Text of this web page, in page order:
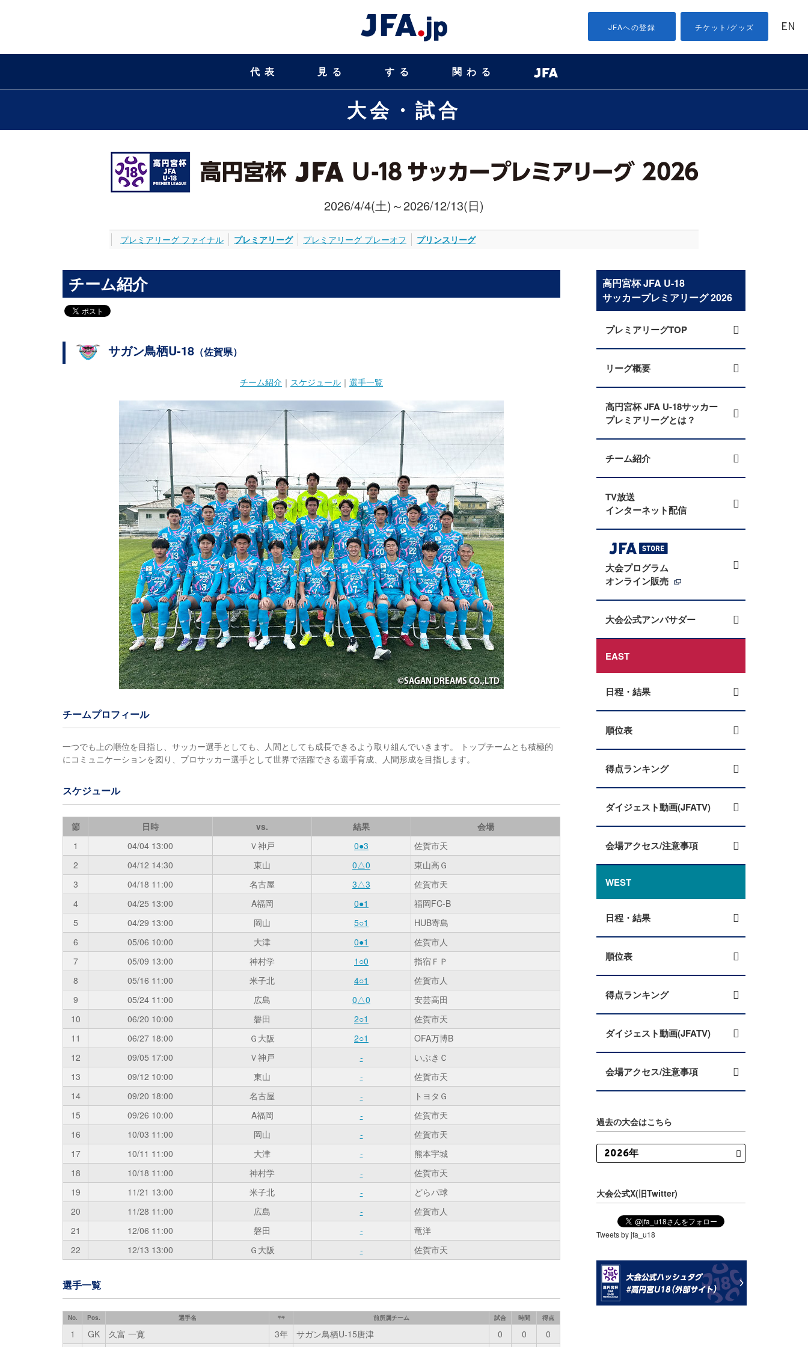
JFAへの登録 チケット/グッズ EN
代表 見る する 関わる
大会・試合
2026/4/4(土)～2026/12/13(日)
プレミアリーグ ファイナル プレミアリーグ プレミアリーグ プレーオフ プリンスリーグ
チーム紹介
サガン鳥栖U-18 （佐賀県）
チーム紹介 ｜ スケジュール ｜ 選手一覧
チームプロフィール
一つでも上の順位を目指し、サッカー選手としても、人間としても成長できるよう取り組んでいきます。 トップチームとも積極的
にコミュニケーションを図り、プロサッカー選手として世界で活躍できる選手育成、人間形成を目指します。
スケジュール
節 日時 vs. 結果
会場
1
04/04 13:00 Ｖ神戸 0●3
佐賀市天
2
04/12 14:30 東山 0△0
東山高Ｇ
3
04/18 11:00 名古屋 3△3
佐賀市天
4
04/25 13:00 A福岡 0●1
福岡FC-B
5
04/29 13:00 岡山 5○1
HUB寄島
6
05/06 10:00 大津 0●1
佐賀市人
7
05/09 13:00 神村学 1○0
指宿ＦＰ
8
05/16 11:00 米子北 4○1
佐賀市人
9
05/24 11:00 広島 0△0
安芸高田
10
06/20 10:00 磐田 2○1
佐賀市天
11
06/27 18:00 Ｇ大阪 2○1
OFA万博B
12
09/05 17:00 Ｖ神戸 -
いぶきＣ
13
09/12 10:00 東山 -
佐賀市天
14
09/20 18:00 名古屋 -
トヨタＧ
15
09/26 10:00 A福岡 -
佐賀市天
16
10/03 11:00 岡山 -
佐賀市天
17
10/11 11:00 大津 -
熊本宇城
18
10/18 11:00 神村学 -
佐賀市天
19
11/21 13:00 米子北 -
どらパ球
20
11/28 11:00 広島 -
佐賀市人
21
12/06 11:00 磐田 -
竜洋
22
12/13 13:00 Ｇ大阪 - 佐賀市天
選手一覧
No. Pos. 選手名 学年 前所属チーム 試合 時間 得点
1 GK 久富 一寛 3年 サガン鳥栖U-15唐津 0 0
0
高円宮杯 JFA U-18
サッカープレミアリーグ 2026
プレミアリーグTOP
リーグ概要
高円宮杯 JFA U-18サッカー
プレミアリーグとは？
チーム紹介
TV放送
インターネット配信
大会プログラム
オンライン販売
大会公式アンバサダー
EAST
日程・結果
順位表
得点ランキング
ダイジェスト動画(JFATV)
会場アクセス/注意事項
WEST
日程・結果
順位表
得点ランキング
ダイジェスト動画(JFATV)
会場アクセス/注意事項
過去の大会はこちら
大会公式X(旧Twitter)
Tweets by jfa_u18